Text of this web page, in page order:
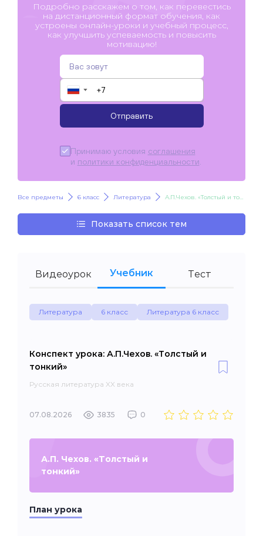
Подробно расскажем о том, как перевестись
на дистанционный формат обучения, как
устроены онлайн-уроки и учебный процесс,
как улучшить успеваемость и повысить
мотивацию!
▼
Отправить
Принимаю условия соглашения
и политики конфиденциальности
Все предметы 6 класс Литература А.П.Чехов. «Толстый и тонкий»
Показать список тем
Видеоурок Учебник Тест
Литература 6 класс Литература 6 класс
Конспект урока: А.П.Чехов. «Толстый и
тонкий»
Русская литература XX века
07.08.2026 3835 0
А.П. Чехов. «Толстый и
тонкий»
План урока